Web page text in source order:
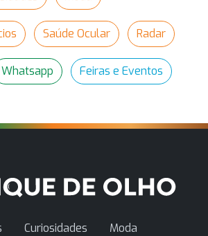
Saúde Ocular Radar
Whatsapp Feiras e Eventos
Curiosidades
Moda